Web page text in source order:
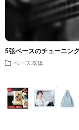
5弦ベースのチューニン
ベース本体